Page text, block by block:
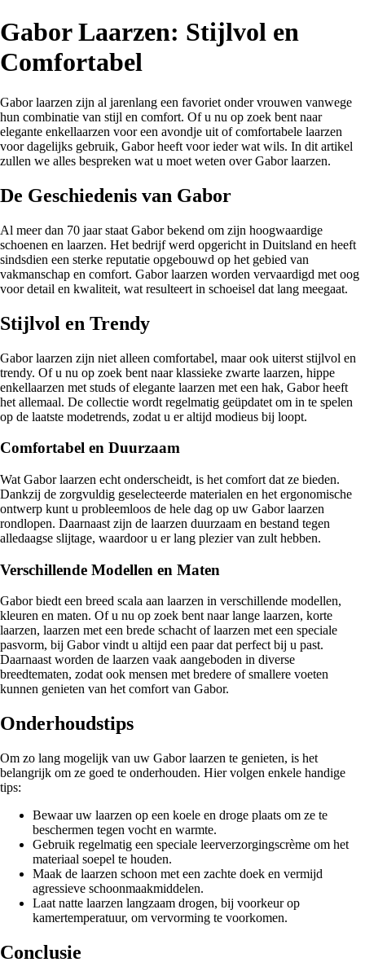
Gabor Laarzen: Stijlvol en
Comfortabel
Gabor laarzen zijn al jarenlang een favoriet onder vrouwen vanwege
hun combinatie van stijl en comfort. Of u nu op zoek bent naar
elegante enkellaarzen voor een avondje uit of comfortabele laarzen
voor dagelijks gebruik, Gabor heeft voor ieder wat wils. In dit artikel
zullen we alles bespreken wat u moet weten over Gabor laarzen.
De Geschiedenis van Gabor
Al meer dan 70 jaar staat Gabor bekend om zijn hoogwaardige
schoenen en laarzen. Het bedrijf werd opgericht in Duitsland en heeft
sindsdien een sterke reputatie opgebouwd op het gebied van
vakmanschap en comfort. Gabor laarzen worden vervaardigd met oog
voor detail en kwaliteit, wat resulteert in schoeisel dat lang meegaat.
Stijlvol en Trendy
Gabor laarzen zijn niet alleen comfortabel, maar ook uiterst stijlvol en
trendy. Of u nu op zoek bent naar klassieke zwarte laarzen, hippe
enkellaarzen met studs of elegante laarzen met een hak, Gabor heeft
het allemaal. De collectie wordt regelmatig geüpdatet om in te spelen
op de laatste modetrends, zodat u er altijd modieus bij loopt.
Comfortabel en Duurzaam
Wat Gabor laarzen echt onderscheidt, is het comfort dat ze bieden.
Dankzij de zorgvuldig geselecteerde materialen en het ergonomische
ontwerp kunt u probleemloos de hele dag op uw Gabor laarzen
rondlopen. Daarnaast zijn de laarzen duurzaam en bestand tegen
alledaagse slijtage, waardoor u er lang plezier van zult hebben.
Verschillende Modellen en Maten
Gabor biedt een breed scala aan laarzen in verschillende modellen,
kleuren en maten. Of u nu op zoek bent naar lange laarzen, korte
laarzen, laarzen met een brede schacht of laarzen met een speciale
pasvorm, bij Gabor vindt u altijd een paar dat perfect bij u past.
Daarnaast worden de laarzen vaak aangeboden in diverse
breedtematen, zodat ook mensen met bredere of smallere voeten
kunnen genieten van het comfort van Gabor.
Onderhoudstips
Om zo lang mogelijk van uw Gabor laarzen te genieten, is het
belangrijk om ze goed te onderhouden. Hier volgen enkele handige
tips:
Bewaar uw laarzen op een koele en droge plaats om ze te
beschermen tegen vocht en warmte.
Gebruik regelmatig een speciale leerverzorgingscrème om het
materiaal soepel te houden.
Maak de laarzen schoon met een zachte doek en vermijd
agressieve schoonmaakmiddelen.
Laat natte laarzen langzaam drogen, bij voorkeur op
kamertemperatuur, om vervorming te voorkomen.
Conclusie